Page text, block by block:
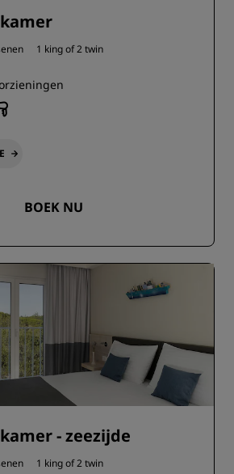
1 king of2 twin
BOEK NU
- zeezijde
1 king of2 twin